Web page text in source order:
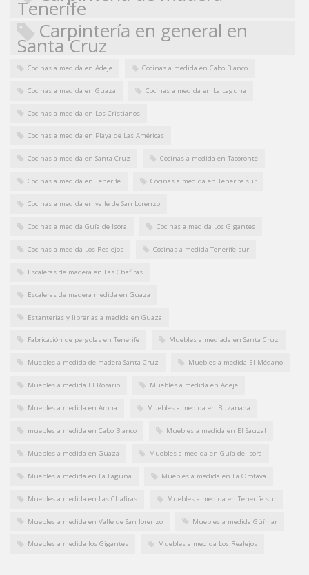
Tenerife
Carpintería en general en
Santa Cruz
Cocinas a medida en Adeje Cocinas a medida en Cabo Blanco
Cocinas a medida en Guaza Cocinas a medida en La Laguna
Cocinas a medida en Los Cristianos
Cocinas a medida en Playa de Las Américas
Cocinas a medida en Santa Cruz Cocinas a medida en Tacoronte
Cocinas a medida en Tenerife Cocinas a medida en Tenerife sur
Cocinas a medida en valle de San Lorenzo
Cocinas a medida Guía de Isora Cocinas a medida Los Gigantes
Cocinas a medida Los Realejos Cocinas a medida Tenerife sur
Escaleras de madera en Las Chafiras
Escaleras de madera medida en Guaza
Estanterias y librerias a medida en Guaza
Fabricación de pergolas en Tenerife Muebles a mediada en Santa Cruz
Muebles a medida de madera Santa Cruz Muebles a medida El Médano
Muebles a medida El Rosario Muebles a medida en Adeje
Muebles a medida en Arona Muebles a medida en Buzanada
muebles a medida en Cabo Blanco Muebles a medida en El Sauzal
Muebles a medida en Guaza Muebles a medida en Guía de Isora
Muebles a medida en La Laguna Muebles a medida en La Orotava
Muebles a medida en Las Chafiras Muebles a medida en Tenerife sur
Muebles a medida en Valle de San lorenzo Muebles a medida Güímar
Muebles a medida los Gigantes Muebles a medida Los Realejos